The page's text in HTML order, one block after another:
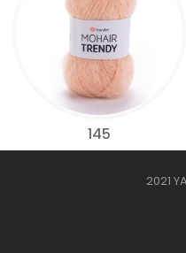
145
2021
Web